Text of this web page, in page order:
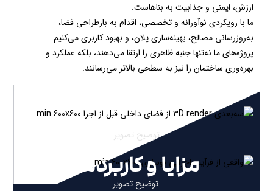
ارزش، ایمنی و جذابیت به بناهاست.
ما با رویکردی نوآورانه و تخصصی، اقدام به بازطراحی فضا،
به‌روزرسانی مصالح، بهینه‌سازی پلان، و بهبود کاربری می‌کنیم.
پروژه‌های ما نه‌تنها جنبه ظاهری را ارتقا می‌دهند، بلکه عملکرد و
بهره‌وری ساختمان را نیز به سطحی بالاتر می‌رسانند.
توضیح تصویر
توضیح تصویر
مزایا و کاربردها